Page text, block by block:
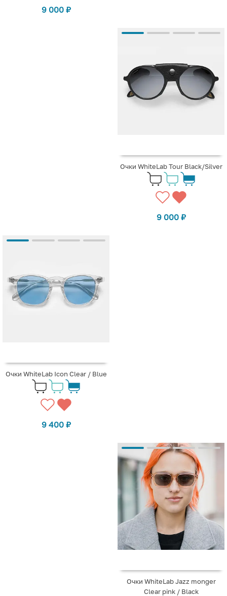
9 000 ₽
Очки WhiteLab Tour Black/Silver
9 000 ₽
Очки WhiteLab Icon Clear / Blue
9 400 ₽
Очки WhiteLab Jazz monger
Clear pink / Black